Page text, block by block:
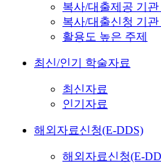
복사/대출제공 기관
복사/대출신청 기관
활용도 높은 주제
최신/인기 학술자료
최신자료
인기자료
해외자료신청(E-DDS)
해외자료신청(E-